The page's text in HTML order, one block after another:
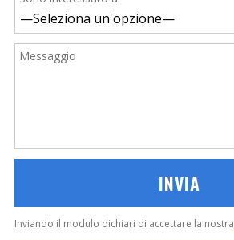
Messaggio
Inviando il modulo dichiari di accettare la nostra